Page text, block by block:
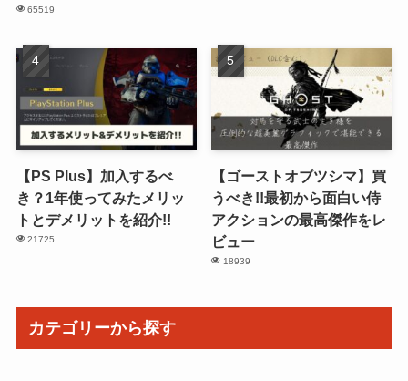
65519
【PS Plus】加入するべ
き？1年使ってみたメリッ
トとデメリットを紹介!!
21725
【ゴーストオブツシマ】買
うべき!!最初から面白い侍
アクションの最高傑作をレ
ビュー
18939
カテゴリーから探す